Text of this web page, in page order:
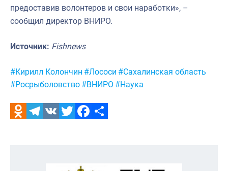
предоставив волонтеров и свои наработки», –
сообщил директор ВНИРО.
Источник: Fishnews
Метки:
#Кирилл Колончин #Лососи #Сахалинская область
#Росрыболовство #ВНИРО #Наука